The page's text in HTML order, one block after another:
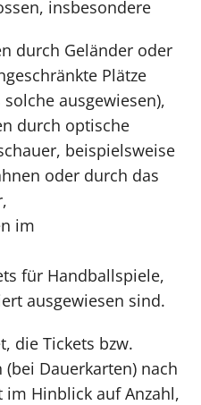
insbesondere
durch Geländer oder
Plätze
ausgewiesen),
durch optische
beispielsweise
oder durch das
im
für Handballspiele,
ausgewiesen sind.
die Tickets bzw.
Dauerkarten) nach
im Hinblick auf Anzahl,